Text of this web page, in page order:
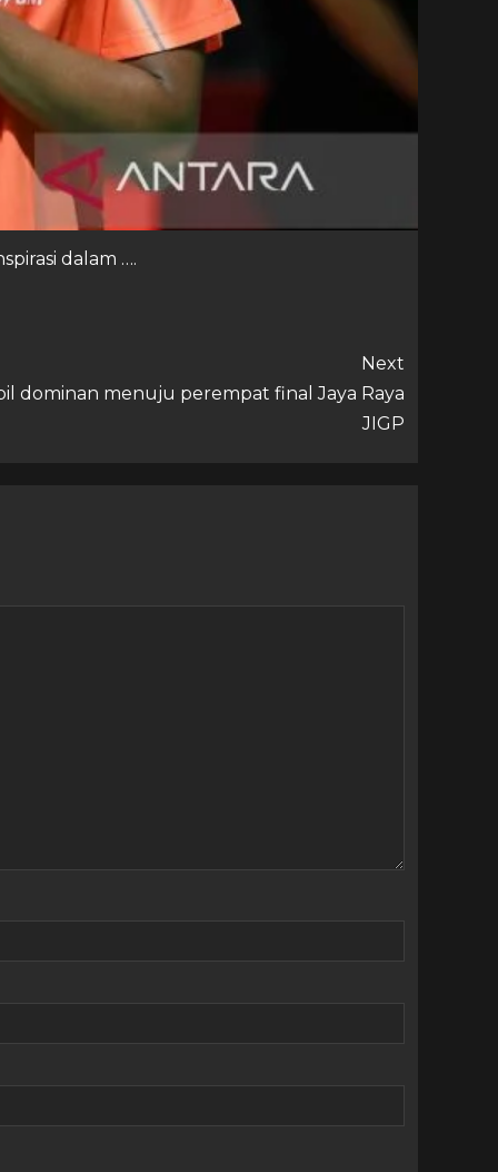
dalam ….
Next
dominan menuju perempat final Jaya Raya
JIGP